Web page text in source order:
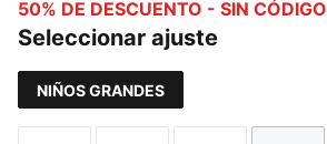
50% DE DESCUENTO - SIN CÓDIGO
Seleccionar ajuste
NIÑOS GRANDES